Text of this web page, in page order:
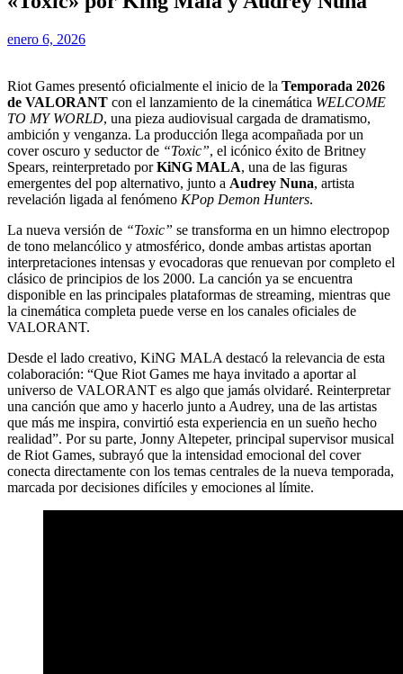
enero 6, 2026
Riot Games presentó oficialmente el inicio de la Temporada 2026
de VALORANT con el lanzamiento de la cinemática WELCOME
TO MY WORLD, una pieza audiovisual cargada de dramatismo,
ambición y venganza. La producción llega acompañada por un
cover oscuro y seductor de “Toxic”, el icónico éxito de Britney
Spears, reinterpretado porKiNG MALA, una de las figuras
emergentes del pop alternativo, junto a Audrey Nuna, artista
revelación ligada al fenómeno KPop Demon Hunters.
La nueva versión de “Toxic” se transforma en un himno electropop
de tono melancólico y atmosférico, donde ambas artistas aportan
interpretaciones intensas y evocadoras que renuevan por completo el
clásico de principios de los 2000. La canción ya se encuentra
disponible en las principales plataformas de streaming, mientras que
la cinemática completa puede verse en los canales oficiales de
VALORANT.
Desde el lado creativo, KiNG MALA destacó la relevancia de esta
colaboración: “Que Riot Games me haya invitado a aportar al
universo de VALORANT es algo que jamás olvidaré. Reinterpretar
una canción que amo y hacerlo junto a Audrey, una de las artistas
que más me inspira, convirtió esta experiencia en un sueño hecho
realidad”. Por su parte, Jonny Altepeter, principal supervisor musical
de Riot Games, subrayó que la intensidad emocional del cover
conecta directamente con los temas centrales de la nueva temporada,
marcada por decisiones difíciles y emociones al límite.